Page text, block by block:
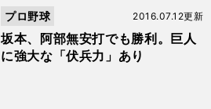
坂本、阿部無安打でも勝利。巨人
に強大な「伏兵力」あり
2016.07.12更新
プロ野球